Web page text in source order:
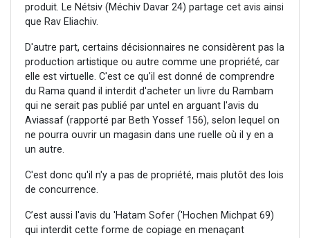
produit. Le Nétsiv (Méchiv Davar 24) partage cet avis ainsi
que Rav Eliachiv.
D'autre part, certains décisionnaires ne considèrent pas la
production artistique ou autre comme une propriété, car
elle est virtuelle. C'est ce qu'il est donné de comprendre
du Rama quand il interdit d'acheter un livre du Rambam
qui ne serait pas publié par untel en arguant l'avis du
Aviassaf (rapporté par Beth Yossef 156), selon lequel on
ne pourra ouvrir un magasin dans une ruelle où il y en a
un autre.
C'est donc qu'il n'y a pas de propriété, mais plutôt des lois
de concurrence.
C’est aussi l'avis du 'Hatam Sofer ('Hochen Michpat 69)
qui interdit cette forme de copiage en menaçant